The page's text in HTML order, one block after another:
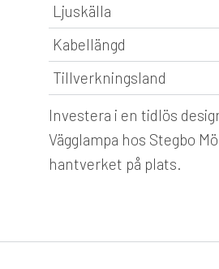
Ljuskälla
Kabellängd
Tillverkningsland
Investera i en tidlös
Vägglampa hos Stegbo
hantverket på plats.